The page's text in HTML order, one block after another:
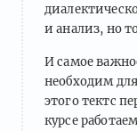
и анализ, но
И самое
необходим
этого тектс
курсе